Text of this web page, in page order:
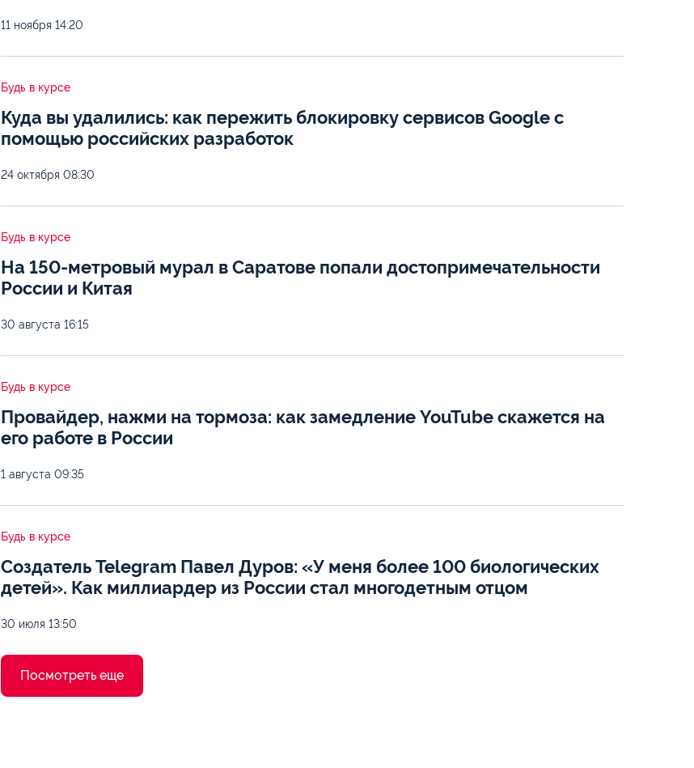
11 ноября 14:20
Будь в курсе
Куда вы удалились: как пережить блокировку сервисов Google с
помощью российских разработок
24 октября 08:30
Будь в курсе
На 150-метровый мурал в Саратове попали достопримечательности
России и Китая
30 августа 16:15
Будь в курсе
Провайдер, нажми на тормоза: как замедление YouTube скажется на
его работе в России
1 августа 09:35
Будь в курсе
Создатель Telegram Павел Дуров: «У меня более 100 биологических
детей». Как миллиардер из России стал многодетным отцом
30 июля 13:50
Посмотреть еще